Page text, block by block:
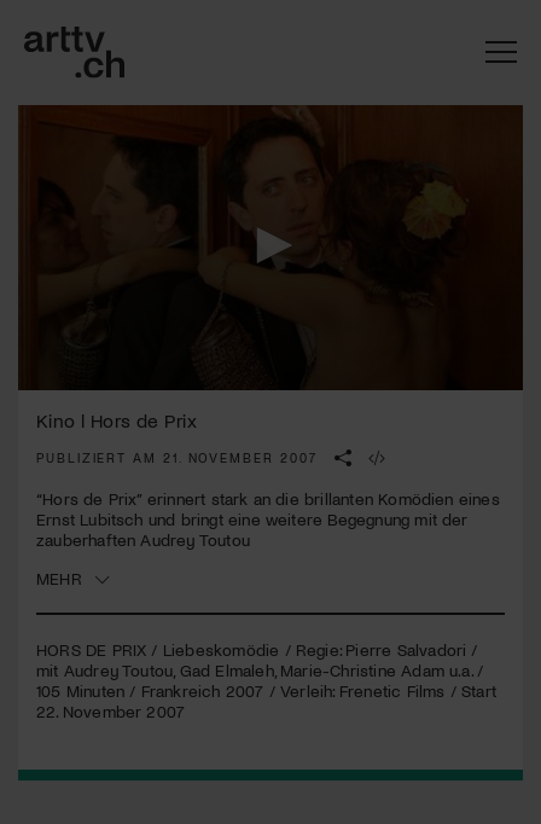
seconds
48
seconds
Kino l Hors de Prix
PUBLIZIERT AM 21. NOVEMBER 2007
“Hors de Prix” erinnert stark an die brillanten Komödien eines
Ernst Lubitsch und bringt eine weitere Begegnung mit der
zauberhaften Audrey Toutou
MEHR
HORSDE PRIX / Liebeskomödie / Regie: Pierre Salvadori /
mit Audrey Toutou, Gad Elmaleh, Marie-Christine Adam u.a. /
105 Minuten / Frankreich 2007 / Verleih: Frenetic Films / Start
22. November 2007
Mach mit: «Be Part of the Art»!
Engagiere dich als Kulturliebhaber:in, Kulturschaffende(r) oder
Mit deiner Mitgliedschaft erhältst du kostenlosen Zugang zu
diversen Kulturevents.